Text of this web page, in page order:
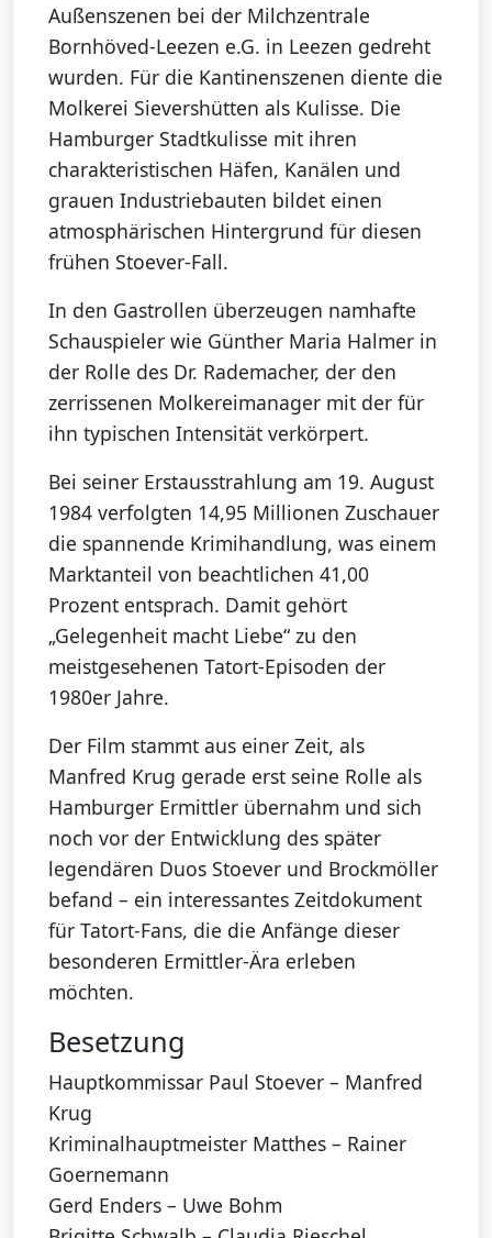
Außenszenen bei der Milchzentrale
Bornhöved-Leezen e.G. in Leezen gedreht
wurden. Für die Kantinenszenen diente die
Molkerei Sievershütten als Kulisse. Die
Hamburger Stadtkulisse mit ihren
charakteristischen Häfen, Kanälen und
grauen Industriebauten bildet einen
atmosphärischen Hintergrund für diesen
frühen Stoever-Fall.
In den Gastrollen überzeugen namhafte
Schauspieler wie Günther Maria Halmer in
der Rolle des Dr. Rademacher, der den
zerrissenen Molkereimanager mit der für
ihn typischen Intensität verkörpert.
Bei seiner Erstausstrahlung am 19. August
1984 verfolgten 14,95 Millionen Zuschauer
die spannende Krimihandlung, was einem
Marktanteil von beachtlichen 41,00
Prozent entsprach. Damit gehört
„Gelegenheit macht Liebe“ zu den
meistgesehenen Tatort-Episoden der
1980er Jahre.
Der Film stammt aus einer Zeit, als
Manfred Krug gerade erst seine Rolle als
Hamburger Ermittler übernahm und sich
noch vor der Entwicklung des später
legendären Duos Stoever und Brockmöller
befand – ein interessantes Zeitdokument
für Tatort-Fans, die die Anfänge dieser
besonderen Ermittler-Ära erleben
möchten.
Besetzung
Hauptkommissar Paul Stoever – Manfred
Krug
Kriminalhauptmeister Matthes – Rainer
Goernemann
Gerd Enders – Uwe Bohm